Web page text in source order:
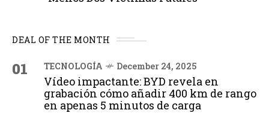
DEAL OF THE MONTH
01 TECNOLOGÍA December 24, 2025
Vídeo impactante: BYD revela en
grabación cómo añadir 400 km de rango
en apenas 5 minutos de carga